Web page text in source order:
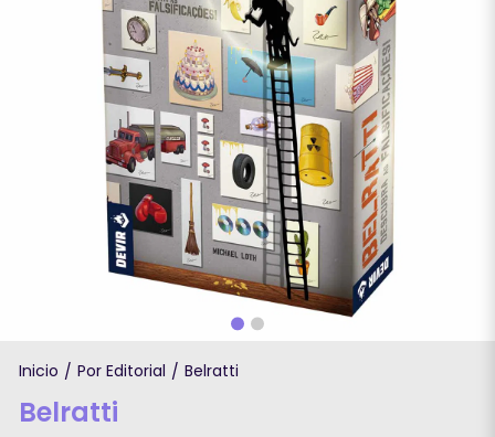
Inicio / Por Editorial / Belratti
Belratti